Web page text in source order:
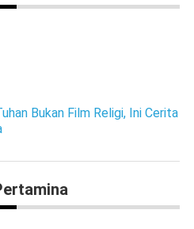
Bukan Film Religi, Ini Cerita